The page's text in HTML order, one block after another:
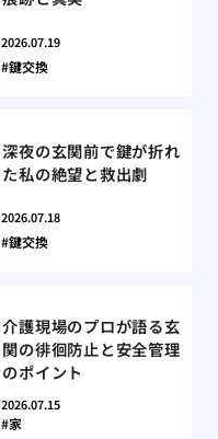
2026.07.19
鍵交換
深夜の玄関前で鍵が折れ
た私の絶望と救出劇
2026.07.18
鍵交換
介護現場のプロが語る玄
関の徘徊防止と安全管理
のポイント
2026.07.15
家